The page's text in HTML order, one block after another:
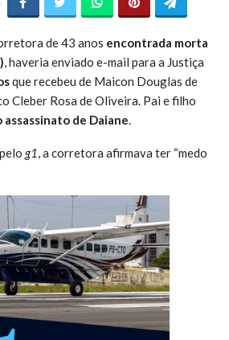
de 43 anos encontrada morta
, haveria enviado e-mail para a Justiça
que recebeu de Maicon Douglas de
Cleber Rosa de Oliveira. Pai e filho
de Daiane.
g1, a corretora afirmava ter “medo